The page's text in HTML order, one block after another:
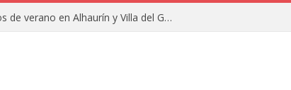
Clausuras de los campamentos de verano en Alhaurín y Villa del Guadalhorce 2026